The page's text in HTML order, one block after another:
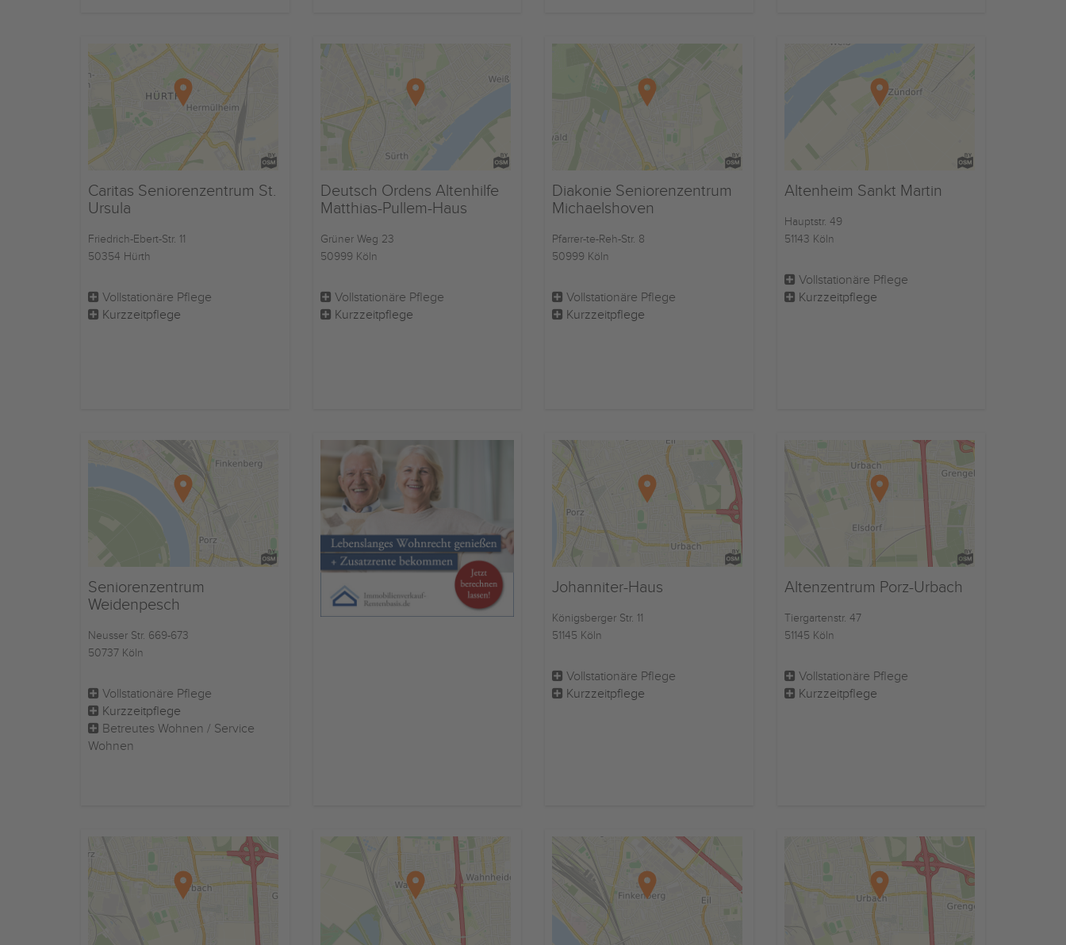
Caritas Seniorenzentrum St.
Ursula
Friedrich-Ebert-Str. 11
50354 Hürth
Vollstationäre Pflege
Kurzzeitpflege
Deutsch Ordens Altenhilfe
Matthias-Pullem-Haus
Grüner Weg 23
50999 Köln
Vollstationäre Pflege
Kurzzeitpflege
Diakonie Seniorenzentrum
Michaelshoven
Pfarrer-te-Reh-Str. 8
50999 Köln
Vollstationäre Pflege
Kurzzeitpflege
Altenheim Sankt Martin
Hauptstr. 49
51143 Köln
Vollstationäre Pflege
Kurzzeitpflege
Seniorenzentrum
Weidenpesch
Neusser Str. 669-673
50737 Köln
Vollstationäre Pflege
Kurzzeitpflege
Betreutes Wohnen / Service
Wohnen
Johanniter-Haus
Königsberger Str. 11
51145 Köln
Vollstationäre Pflege
Kurzzeitpflege
Altenzentrum Porz-Urbach
Tiergartenstr. 47
51145 Köln
Vollstationäre Pflege
Kurzzeitpflege